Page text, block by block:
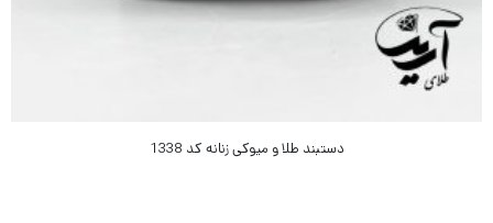
دستبند طلا و میوکی زنانه کد 1338